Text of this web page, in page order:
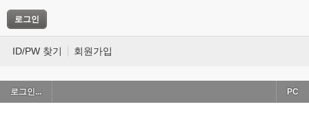
ID/PW 찾기 회원가입
로그인... PC